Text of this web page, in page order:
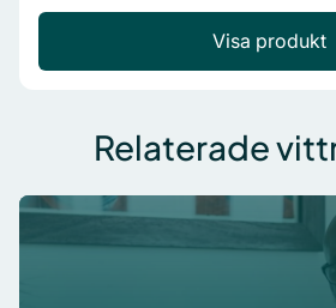
Visa produkt
Relaterade